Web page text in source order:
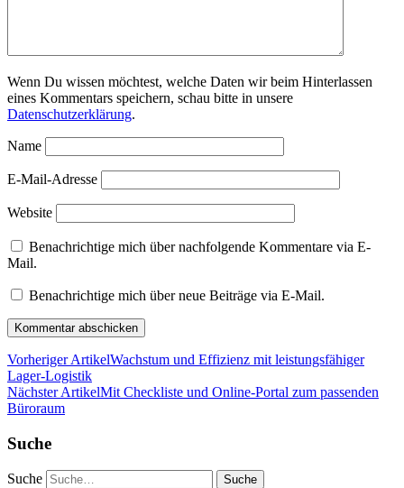
Wenn Du wissen möchtest, welche Daten wir beim Hinterlassen
eines Kommentars speichern, schau bitte in unsere
Datenschutzerklärung.
Name
E-Mail-Adresse
Website
Benachrichtige mich über nachfolgende Kommentare via E-
Mail.
Benachrichtige mich über neue Beiträge via E-Mail.
Vorheriger ArtikelWachstum und Effizienz mit leistungsfähiger
Lager-Logistik
Nächster ArtikelMit Checkliste und Online-Portal zum passenden
Büroraum
Suche
Suche